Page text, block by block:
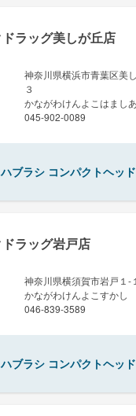
ラッグ美しが丘店
神奈川県横浜市青葉区美
３
かながわけんよこはまし
045-902-0089
ブラシ コンパクトヘッド
ラッグ岩戸店
神奈川県横須賀市岩戸１-
かながわけんよこすかし
046-839-3589
ブラシ コンパクトヘッド